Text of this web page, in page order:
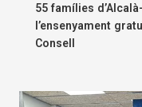
55 famílies
l’ensenyament
Consell